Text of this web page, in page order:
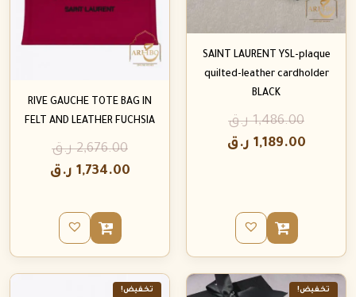
SAINT LAURENT YSL-plaque
quilted-leather cardholder
BLACK
1,486.00 ر.ق
1,189.00 ر.ق
RIVE GAUCHE TOTE BAG IN
FELT AND LEATHER FUCHSIA
2,676.00 ر.ق
1,734.00 ر.ق
تخفيض! تخفيض!